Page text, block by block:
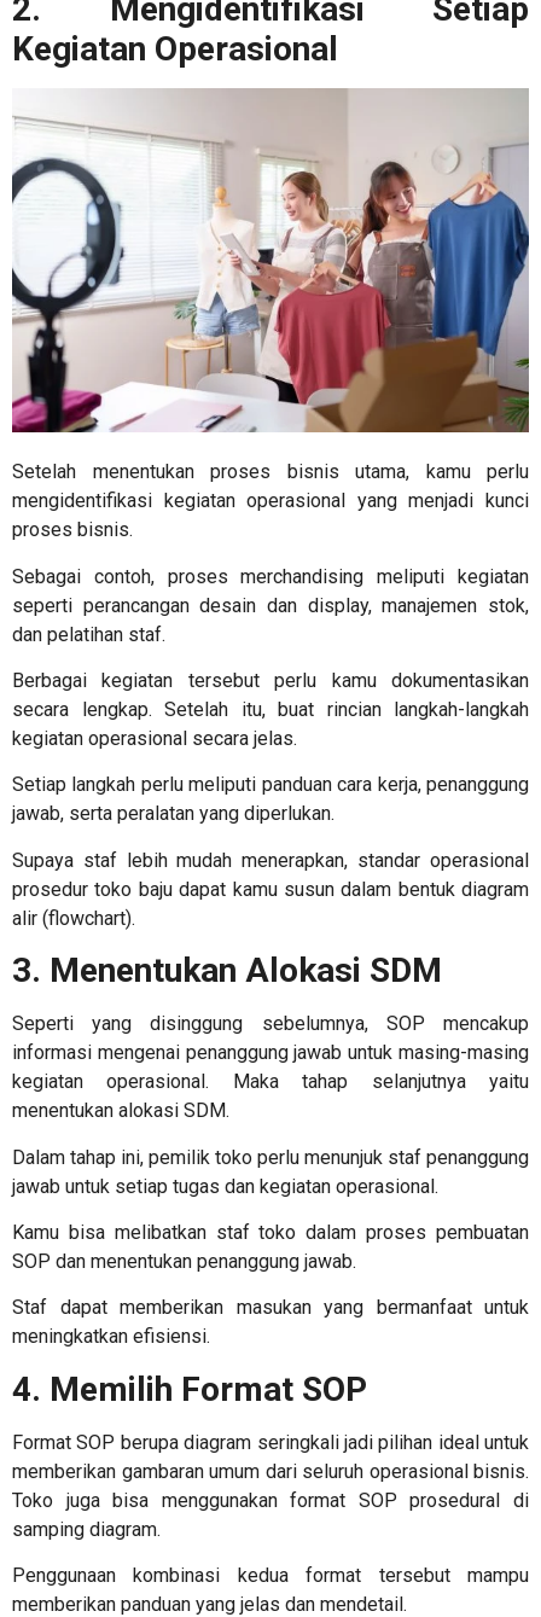
2. Mengidentifikasi Setiap
Kegiatan Operasional
Setelah menentukan proses bisnis utama, kamu perlu
mengidentifikasi kegiatan operasional yang menjadi kunci
proses bisnis.
Sebagai contoh, proses merchandising meliputi kegiatan
seperti perancangan desain dan display, manajemen stok,
dan pelatihan staf.
Berbagai kegiatan tersebut perlu kamu dokumentasikan
secara lengkap. Setelah itu, buat rincian langkah-langkah
kegiatan operasional secara jelas.
Setiap langkah perlu meliputi panduan cara kerja, penanggung
jawab, serta peralatan yang diperlukan.
Supaya staf lebih mudah menerapkan, standar operasional
prosedur toko bajudapat kamu susun dalam bentuk diagram
alir (flowchart).
3. Menentukan Alokasi SDM
Seperti yang disinggung sebelumnya, SOP mencakup
informasi mengenai penanggung jawab untuk masing-masing
kegiatan operasional. Maka tahap selanjutnya yaitu
menentukan alokasi SDM.
Dalam tahap ini, pemilik toko perlu menunjuk staf penanggung
jawab untuk setiap tugas dan kegiatan operasional.
Kamu bisa melibatkan staf toko dalam proses pembuatan
SOP dan menentukan penanggung jawab.
Staf dapat memberikan masukan yang bermanfaat untuk
meningkatkan efisiensi.
4. Memilih Format SOP
Format SOP berupa diagram seringkali jadi pilihan ideal untuk
memberikan gambaran umum dari seluruh operasional bisnis.
Toko juga bisa menggunakan format SOP prosedural di
samping diagram.
Penggunaan kombinasi kedua format tersebut mampu
memberikan panduan yang jelas dan mendetail.